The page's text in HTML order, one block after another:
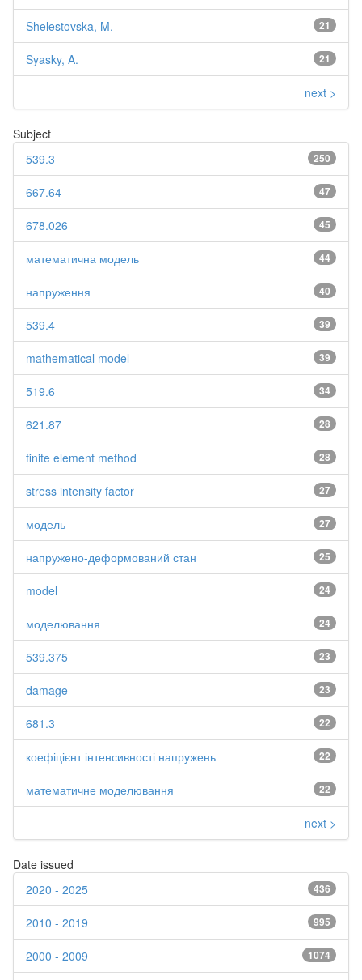
21
Shelestovska, M.
21
Syasky, A.
next >
Subject
250
539.3
47
667.64
45
678.026
44
математична модель
40
напруження
39
539.4
39
mathematical model
34
519.6
28
621.87
28
finite element method
27
stress intensity factor
27
модель
25
напружено-деформований стан
24
model
24
моделювання
23
539.375
23
damage
22
681.3
22
коефіцієнт інтенсивності напружень
22
математичне моделювання
next >
Date issued
436
2020 - 2025
995
2010 - 2019
1074
2000 - 2009